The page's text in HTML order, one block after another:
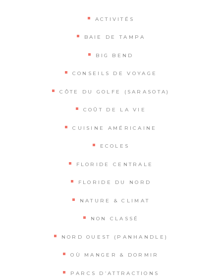
ACTIVITÉS
BAIE DE TAMPA
BIG BEND
CONSEILS DE VOYAGE
CÔTE DU GOLFE (SARASOTA)
COÛT DE LA VIE
CUISINE AMÉRICAINE
ECOLES
FLORIDE CENTRALE
FLORIDE DU NORD
NATURE & CLIMAT
NON CLASSÉ
NORD OUEST (PANHANDLE)
OÙ MANGER & DORMIR
PARCS D’ATTRACTIONS